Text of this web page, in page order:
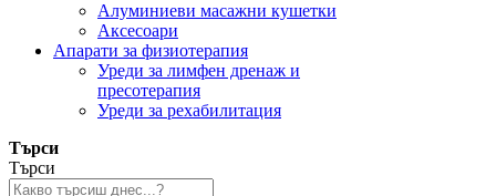
Алуминиеви масажни кушетки
Аксесоари
Апарати за физиотерапия
Уреди за лимфен дренаж и
пресотерапия
Уреди за рехабилитация
Търси
Търси